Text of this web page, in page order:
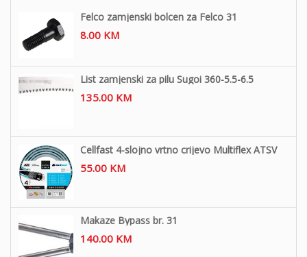
Felco zamjenski bolcen za Felco 31
8.00 KM
List zamjenski za pilu Sugoi 360-5.5-6.5
135.00 KM
Cellfast 4-slojno vrtno crijevo Multiflex ATSV
55.00 KM
Makaze Bypass br. 31
140.00 KM